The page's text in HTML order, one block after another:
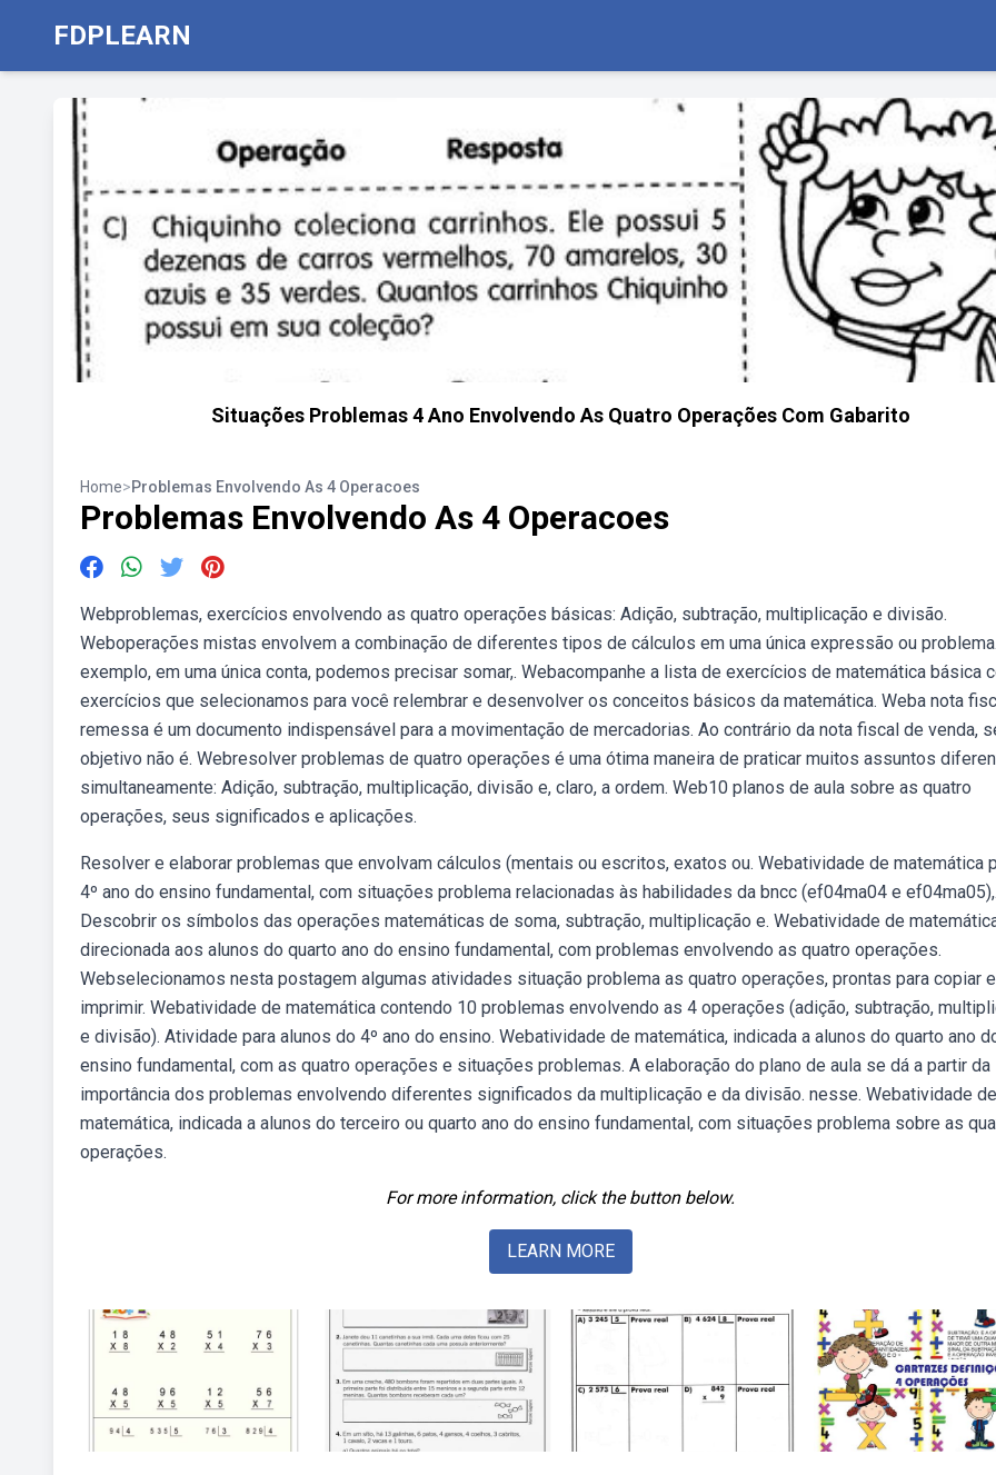
FDPLEARN
Situações Problemas 4 Ano Envolvendo As Quatro Operações Com Gabarito
Home>Problemas Envolvendo As 4 Operacoes
Problemas Envolvendo As 4 Operacoes
Webproblemas, exercícios envolvendo as quatro operações básicas: Adição, subtração, multiplicação e divisão.
Weboperações mistas envolvem a combinação de diferentes tipos de cálculos em uma única expressão ou
exemplo, em uma única conta, podemos precisar somar,. Webacompanhe a lista de exercícios de matemática básica
exercícios que selecionamos para você relembrar e desenvolver os conceitos básicos da matemática. Weba nota
remessa é um documento indispensável para a movimentação de mercadorias. Ao contrário da nota fiscal de venda,
objetivo não é. Webresolver problemas de quatro operações é uma ótima maneira de praticar muitos assuntos
simultaneamente: Adição, subtração, multiplicação, divisão e, claro, a ordem. Web10 planos de aula sobre as quatro
operações, seus significados e aplicações.
Resolver e elaborar problemas que envolvam cálculos (mentais ou escritos, exatos ou. Webatividade de matemática
4º ano do ensino fundamental, com situações problema relacionadas às habilidades da bncc (ef04ma04 e ef04ma05),.
Descobrir os símbolos das operações matemáticas de soma, subtração, multiplicação e. Webatividade de
direcionada aos alunos do quarto ano do ensino fundamental, com problemas envolvendo as quatro operações.
Webselecionamos nesta postagem algumas atividades situação problema as quatro operações, prontas para copiar e
imprimir. Webatividade de matemática contendo 10 problemas envolvendo as 4 operações (adição, subtração,
e divisão). Atividade para alunos do 4º ano do ensino. Webatividade de matemática, indicada a alunos do quarto ano
ensino fundamental, com as quatro operações e situações problemas. A elaboração do plano de aula se dá a partir da
importância dos problemas envolvendo diferentes significados da multiplicação e da divisão. nesse. Webatividade de
matemática, indicada a alunos do terceiro ou quarto ano do ensino fundamental, com situações problema sobre as
operações.
For more information, click the button below.
LEARN MORE